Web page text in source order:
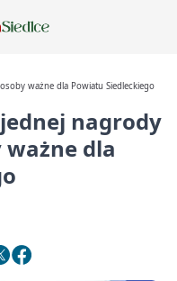
ważne dla Powiatu Siedleckiego
nagrody
dla